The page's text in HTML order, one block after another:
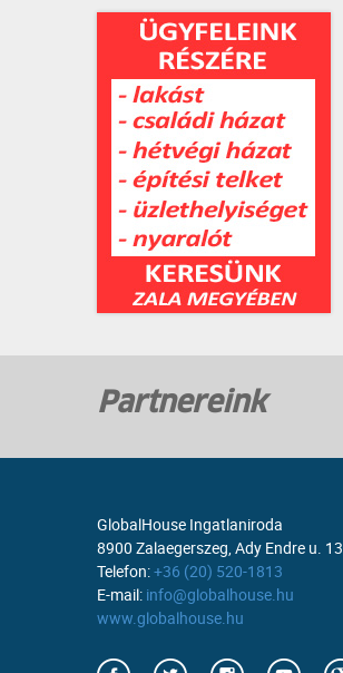
Partnereink
GlobalHouse Ingatlaniroda
8900 Zalaegerszeg, Ady Endre u. 13.
Telefon:+36 (20) 520-1813
E-mail: info@globalhouse.hu
www.globalhouse.hu